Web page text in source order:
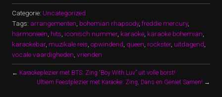
Categorie: Uncategorized
Tags: arrangementen bohemian rhapsody, freddie mercury,
harmonieën hits iconisch nummer, karaoke karaoke bohemian
karaokebar, muzikale reis opwindend queen rockster, uitdagend
vocale vaardigheden vrienden
← Karaokeplezier met BTS: Zing “Boy With Luv” uit volle borst!
Ultiem Feestplezier met Karaoke: Zing, Dans en Geniet Samen! →